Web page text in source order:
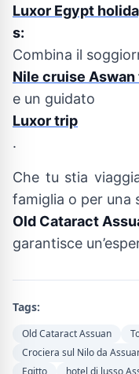
Luxor Egypt
s:
Combina il
Nile cruise
e un guidato
Luxor trip
.
Che tu stia
famiglia o per una
Old Cataract
garantisce
Tags:
Old Cataract Assuan
Crociera sul Nilo da
Egitto
hotel di lusso